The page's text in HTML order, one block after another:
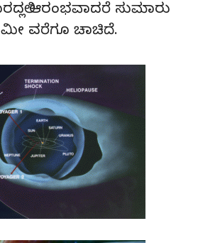
ಆರಂಭವಾದರೆ ಸುಮಾರು
ವರೆಗೂ ಚಾಚಿದೆ.